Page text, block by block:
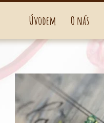
Úvodem O nás